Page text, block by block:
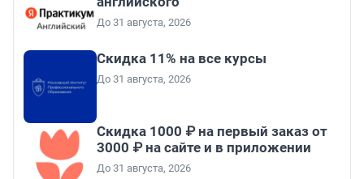
До 31 августа, 2026
Скидка 11% на все курсы
До 31 августа, 2026
Скидка 1000 ₽ на первый заказ от
3000 ₽ на сайте и в приложении
До 31 августа, 2026